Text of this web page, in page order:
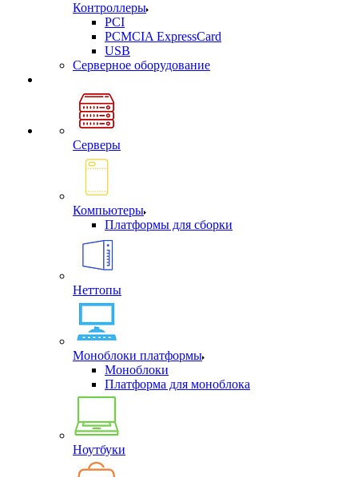
Контроллеры
PCI
PCMCIA ExpressCard
USB
Cерверное оборудование
Серверы
Компьютеры
Платформы для сборки
Неттопы
Моноблоки платформы
Моноблоки
Платформа для моноблока
Ноутбуки